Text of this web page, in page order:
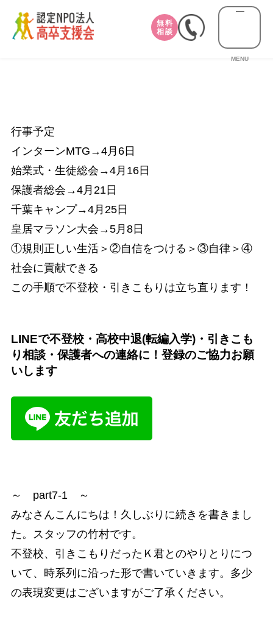
無料
相談
MENU
行事予定
インターンMTG→4月6日
始業式・生徒総会→4月16日
保護者総会→4月21日
千葉キャンプ→4月25日
皇居マラソン大会→5月8日
①規則正しい生活＞②自信をつける＞③自律＞④
社会に貢献できる
この手順で不登校・引きこもりは立ち直ります！
LINEで不登校・高校中退(転編入学)・引きこも
り相談・保護者への連絡に！登録のご協力お願
いします
～ part7-1 ～
みなさんこんにちは！久しぶりに続きを書きまし
た。スタッフの竹村です。
不登校、引きこもりだったＫ君とのやりとりにつ
いて、時系列に沿った形で書いていきます。多少
の表現変更はございますがご了承ください。